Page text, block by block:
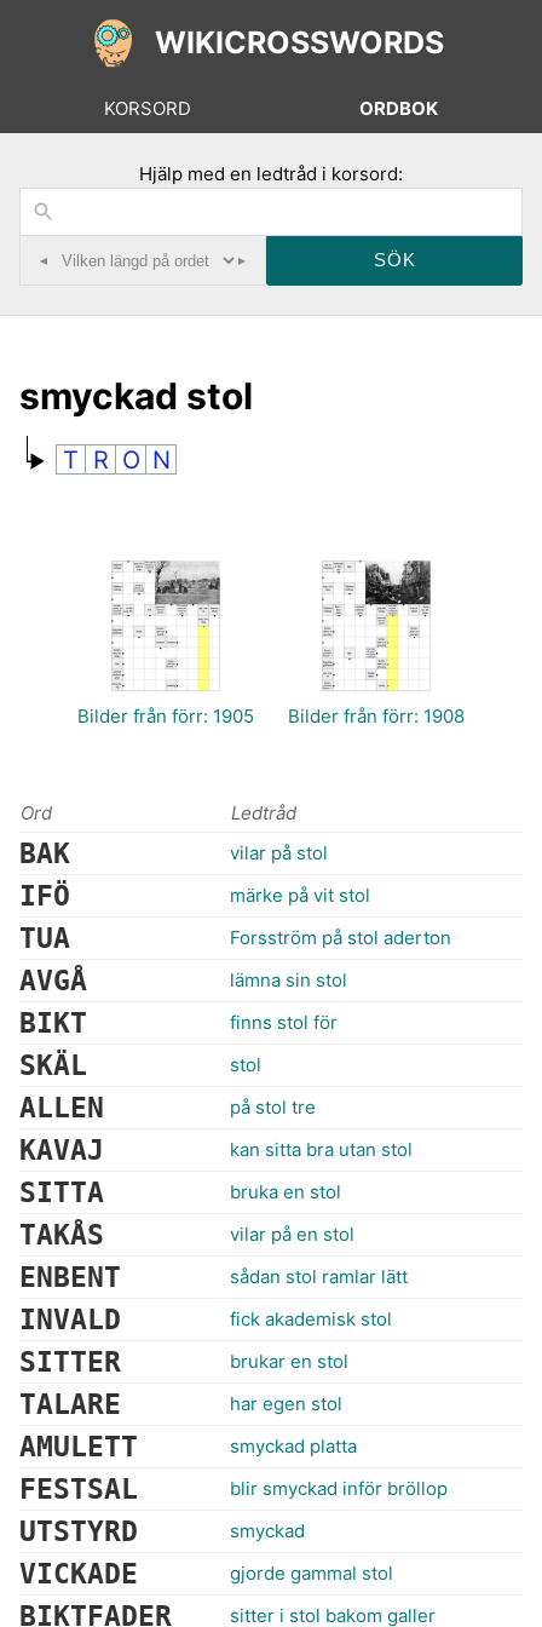
WIKICROSSWORDS
KORSORD ORDBOK
Hjälp med en ledtråd i korsord:
◂ ▸
smyckad stol
T R O N
Bilder från förr: 1905 Bilder från förr: 1908
Ord Ledtråd
BAK vilar på stol
IFÖ märke på vit stol
TUA Forsström på stol aderton
AVGÅ lämna sin stol
BIKT finns stol för
SKÄL stol
ALLEN på stol tre
KAVAJ kan sitta bra utan stol
SITTA bruka en stol
TAKÅS vilar på en stol
ENBENT sådan stol ramlar lätt
INVALD fick akademisk stol
SITTER brukar en stol
TALARE har egen stol
AMULETT smyckad platta
FESTSAL blir smyckad inför bröllop
UTSTYRD smyckad
VICKADE gjorde gammal stol
BIKTFADER sitter i stol bakom galler